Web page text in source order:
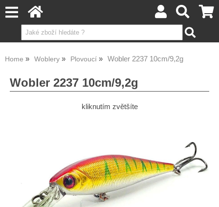
Home Woblery Plovoucí Wobler 2237 10cm/9,2g
Wobler 2237 10cm/9,2g
kliknutím zvětšíte